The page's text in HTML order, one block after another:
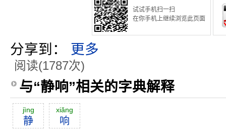
试试手机扫一扫
在你手机上继续浏览此页面
分享到： 更多
阅读(1787次)
与“静响”相关的字典解释
jìng
静
xiăng
响